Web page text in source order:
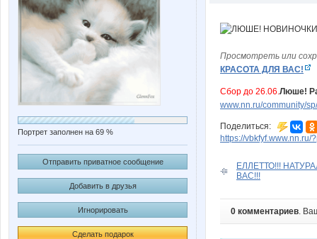
Портрет заполнен на 69 %
Отправить приватное сообщение
Добавить в друзья
Игнорировать
Сделать подарок
Просмотреть или
КРАСОТА ДЛЯ ВАС!
Сбор до 26.06.Люше!
www.nn.ru/community/
Поделиться:
https://vbkfyf.www.nn.ru/
ЕЛЛЕТТО!!!
ВАС!!!
0 комментариев.